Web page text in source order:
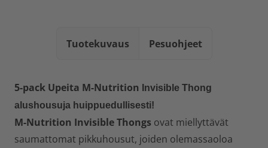
Tuotekuvaus Pesuohjeet
5-pack Upeita M-Nutrition Invisible Thong
alushousuja huippuedullisesti!
M-Nutrition Invisible Thongs ovat miellyttävät
saumattomat pikkuhousut, joiden olemassaoloa